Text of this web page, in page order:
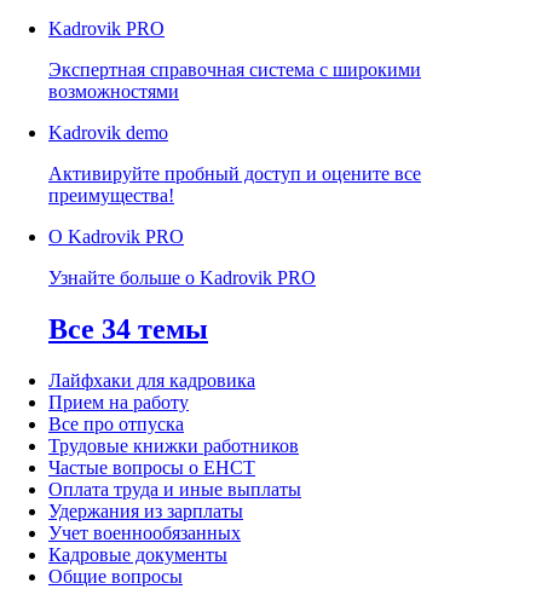
Kadrovik PRO
Экспертная справочная система с широкими
возможностями
Kadrovik demo
Активируйте пробный доступ и оцените все
преимущества!
О Kadrovik PRO
Узнайте больше о Kadrovik PRO
Все 34 темы
Лайфхаки для кадровика
Прием на работу
Все про отпуска
Трудовые книжки работников
Частые вопросы о ЕНСТ
Оплата труда и иные выплаты
Удержания из зарплаты
Учет военнообязанных
Кадровые документы
Общие вопросы